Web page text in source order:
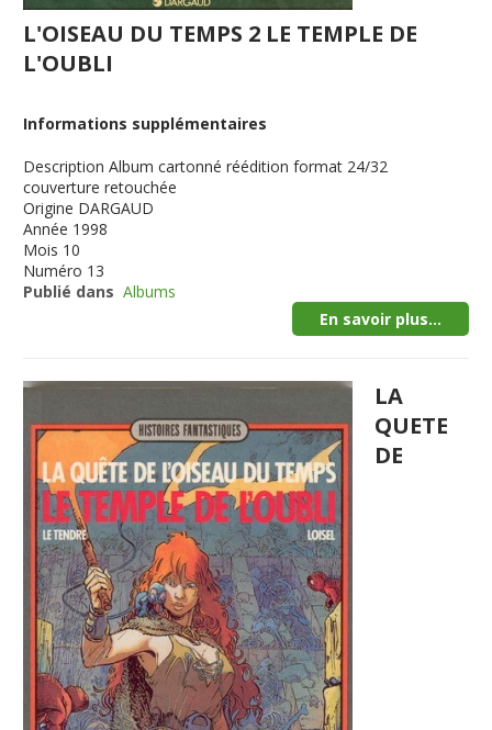
L'OISEAU DU TEMPS 2 LE TEMPLE DE
L'OUBLI
Informations supplémentaires
Description Album cartonné réédition format 24/32
couverture retouchée
Origine DARGAUD
Année 1998
Mois 10
Numéro 13
Publié dans Albums
En savoir plus...
LA
QUETE
DE